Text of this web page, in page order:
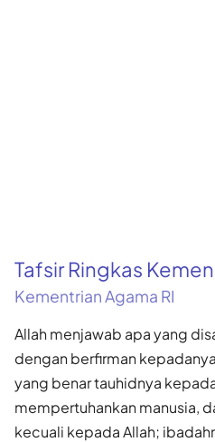
Tafsir Ringkas
Kementrian Agama RI
Allah menjawab apa yang
dengan berfirman
yang benar tauhidnya
mempertuhankan manusia,
kecuali kepada Allah;